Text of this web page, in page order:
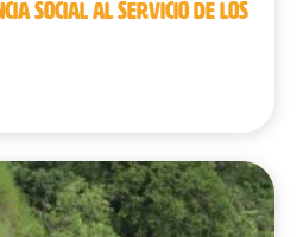
SOCIAL AL SERVICIO DE LOS